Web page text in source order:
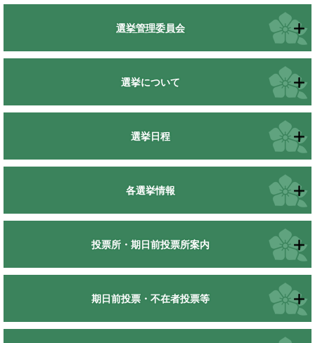
選挙管理委員会
選挙について
選挙日程
各選挙情報
投票所・期日前投票所案内
期日前投票・不在者投票等